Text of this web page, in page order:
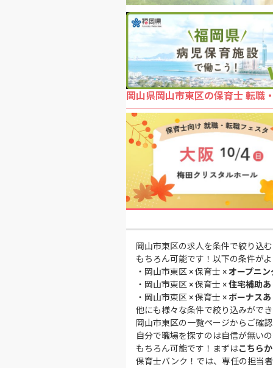
岡山県岡山市東区の保育士 転職
岡山市東区の求人を条件で絞り込
もちろん可能です！以下の条件が
・ 岡山市東区 × 保育士 ×オープニン
・ 岡山市東区 × 保育士 ×住宅補助あ
・ 岡山市東区 × 保育士 ×ボーナスあ
他にも様々な条件で絞り込みがで
岡山市東区の一覧ページからご確
自分で職場を探すのは自信が無い
もちろん可能です！まずはこちら
保育士バンク！では、専任の担当